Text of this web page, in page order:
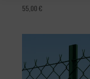
55,00€